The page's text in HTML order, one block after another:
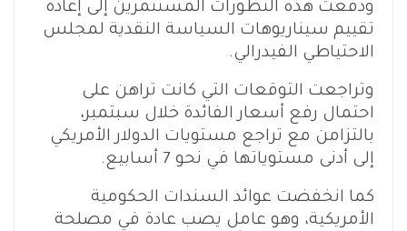
ودفعت هذه التطورات المستثمرين إلى إعادة
تقييم سيناريوهات السياسة النقدية لمجلس
الاحتياطي الفيدرالي.
وتراجعت التوقعات التي كانت تراهن على
احتمال رفع أسعار الفائدة خلال سبتمبر،
بالتزامن مع تراجع مستويات الدولار الأمريكي
إلى أدنى مستوياتها في نحو 7 أسابيع.
كما انخفضت عوائد السندات الحكومية
الأمريكية، وهو عامل يصب عادة في مصلحة